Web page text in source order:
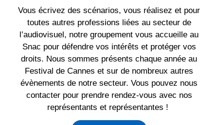
Vous écrivez des scénarios, vous réalisez et pour
toutes autres professions liées au secteur de
l’audiovisuel, notre groupement vous accueille au
Snac pour défendre vos intérêts et protéger vos
droits. Nous sommes présents chaque année au
Festival de Cannes et sur de nombreux autres
évènements de notre secteur. Vous pouvez nous
contacter pour prendre rendez-vous avec nos
représentants et représentantes !